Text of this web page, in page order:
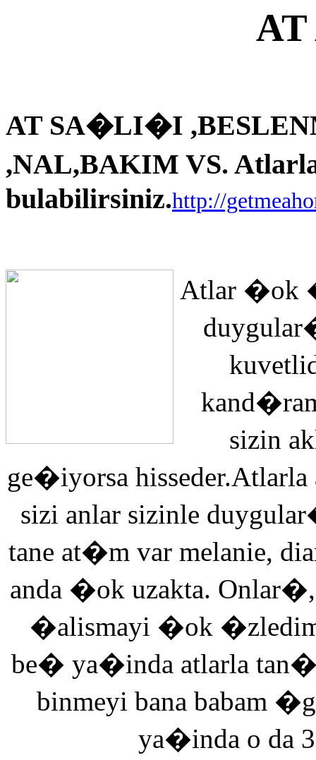
AT SA�LI�I
,NAL,BAKIM VS.
bulabilirsiniz.http://
Atlar �ok
sizin
ge�iyorsa
sizi anlar sizinle
tane at�m var melanie,
anda �ok uzakta.
�alismayi �ok
be� ya�inda atlarla
binmeyi bana babam
ya�inda o da